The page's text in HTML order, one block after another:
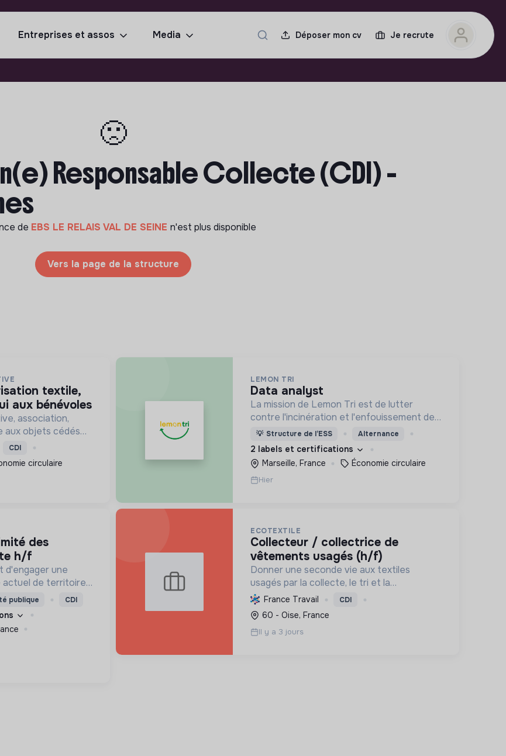
Entreprises et assos Media Déposer mon cv Je recrute
🙁
Responsable Collecte (CDI) -
de EBS LE RELAIS VAL DE SEINE n'est plus disponible
Vers la page de la structure
aux bénévoles
association,
aux objets cédés
en
ainsi à un autre
plus respectueux.
CDI
circulaire
LEMON TRI
data analyst
La mission de Lemon Tri est de lutter
contre l'incinération et l'enfouissement des
déchets. Adoptez les bons zestes à nos
côtés !
💡 Structure de l’ESS Alternance
2 labels et certifications
Marseille, France
Économie circulaire
Hier
h/f
d'engager une
actuel de territoire
Zero Waste.
publique CDI
ECOTEXTILE
collecteur / collectrice de
vêtements usagés (h/f)
Donner une seconde vie aux textiles
usagés par la collecte, le tri et la
valorisation, en innovant pour une
économie 100% circulaire et créatrice
d'emplois durables.
France Travail CDI
60 - Oise, France
Il y a 3 jours